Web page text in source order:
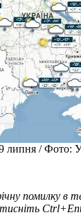
липня / Фото:
помилку в